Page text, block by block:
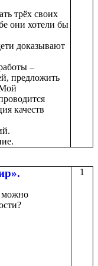
трёх своих
они хотели бы
доказывают
–
предложить
качеств
можно
1